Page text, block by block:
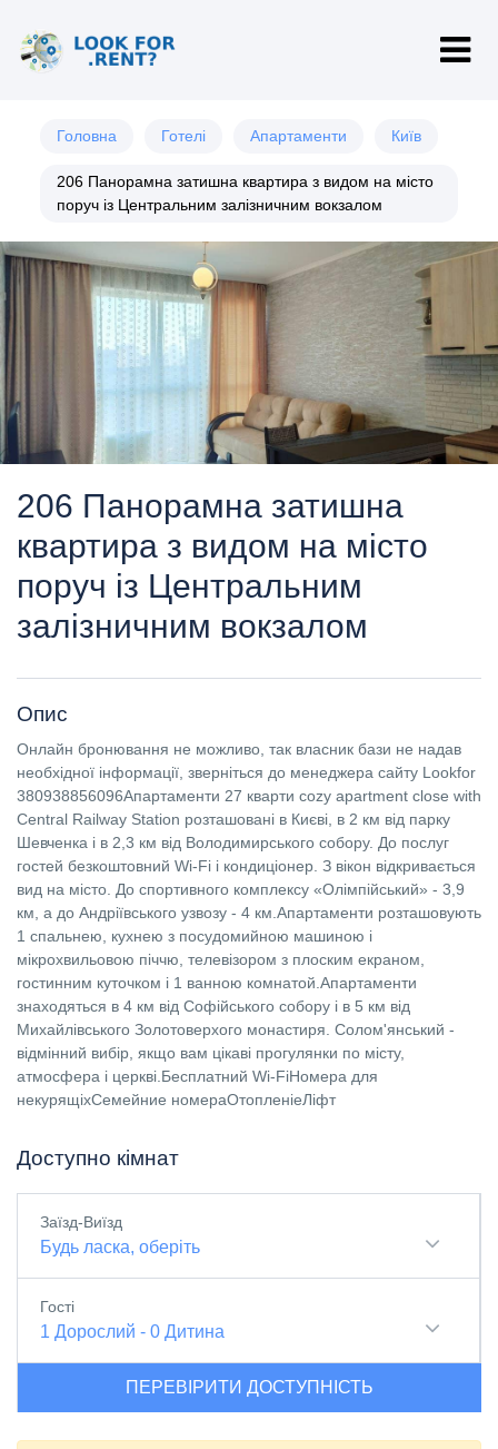
Головна Готелі Апартаменти Київ
206 Панорамна затишна квартира з видом на місто
поруч із Центральним залізничним вокзалом
206 Панорамна затишна
квартира з видом на місто
поруч із Центральним
залізничним вокзалом
Опис
Онлайн бронювання не можливо, так власник бази не надав
необхідної інформації, зверніться до менеджера сайту Lookfor
380938856096Апартаменти 27 кварти cozy apartment close with
Central Railway Station розташовані в Києві, в 2 км від парку
Шевченка і в 2,3 км від Володимирського собору. До послуг
гостей безкоштовний Wi-Fi і кондиціонер. З вікон відкривається
вид на місто. До спортивного комплексу «Олімпійський» - 3,9
км, а до Андріївського узвозу - 4 км.Апартаменти розташовують
1 спальнею, кухнею з посудомийною машиною і
мікрохвильовою піччю, телевізором з плоским екраном,
гостинним куточком і 1 ванною комнатой.Апартаменти
знаходяться в 4 км від Софійського собору і в 5 км від
Михайлівського Золотоверхого монастиря. Солом'янський -
відмінний вибір, якщо вам цікаві прогулянки по місту,
атмосфера і церкві.Бесплатний Wi-FiНомера для
некурящіхСемейние номераОтопленіеЛіфт
Доступно кімнат
Заїзд-Виїзд
Будь ласка, оберіть
Гості
1 Дорослий - 0 Дитина
ПЕРЕВІРИТИ ДОСТУПНІСТЬ